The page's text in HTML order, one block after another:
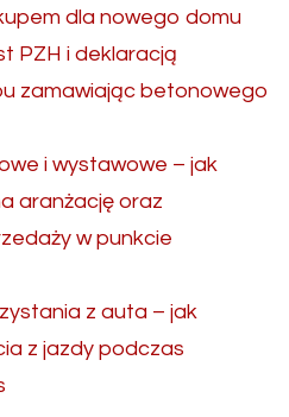
dla nowego domu
PZH i deklaracją
zamawiając betonowego
i wystawowe – jak
aranżację oraz
w punkcie
z auta – jak
z jazdy podczas